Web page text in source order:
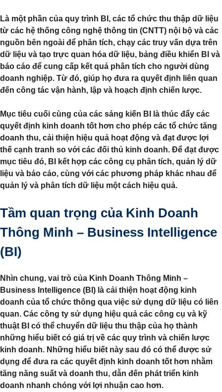
Là một phần của quy trình BI, các tổ chức thu thập dữ liệu
từ các hệ thống công nghệ thông tin (CNTT) nội bộ và các
nguồn bên ngoài để phân tích, chạy các truy vấn dựa trên
dữ liệu và tạo trực quan hóa dữ liệu, bảng điều khiển BI và
báo cáo để cung cấp kết quả phân tích cho người dùng
doanh nghiệp. Từ đó, giúp họ đưa ra quyết định liên quan
đến công tác vận hành, lập và hoạch định chiến lược.
Mục tiêu cuối cùng của các sáng kiến BI là thúc đẩy các
quyết định kinh doanh tốt hơn cho phép các tổ chức tăng
doanh thu, cải thiện hiệu quả hoạt động và đạt được lợi
thế cạnh tranh so với các đối thủ kinh doanh. Để đạt được
mục tiêu đó, BI kết hợp các công cụ phân tích, quản lý dữ
liệu và báo cáo, cùng với các phương pháp khác nhau để
quản lý và phân tích dữ liệu một cách hiệu quả.
Tầm quan trọng của Kinh Doanh
Thông Minh – Business Intelligence
(BI)
Nhìn chung, vai trò của Kinh Doanh Thông Minh –
Business Intelligence (BI) là cải thiện hoạt động kinh
doanh của tổ chức thông qua việc sử dụng dữ liệu có liên
quan. Các công ty sử dụng hiệu quả các công cụ và kỹ
thuật BI có thể chuyển dữ liệu thu thập của họ thành
những hiểu biết có giá trị về các quy trình và chiến lược
kinh doanh. Những hiểu biết này sau đó có thể được sử
dụng để đưa ra các quyết định kinh doanh tốt hơn nhằm
tăng năng suất và doanh thu, dẫn đến phát triển kinh
doanh nhanh chóng với lợi nhuận cao hơn.